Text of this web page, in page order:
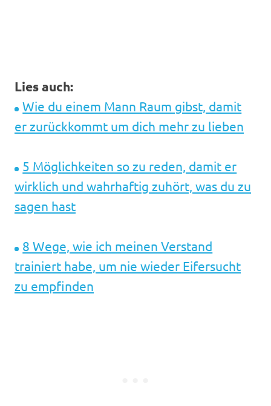
Lies auch:
Wie du einem Mann Raum gibst, damit
er zurückkommt um dich mehr zu lieben
5 Möglichkeiten so zu reden, damit er
wirklich und wahrhaftig zuhört, was du zu
sagen hast
8 Wege, wie ich meinen Verstand
trainiert habe, um nie wieder Eifersucht
zu empfinden